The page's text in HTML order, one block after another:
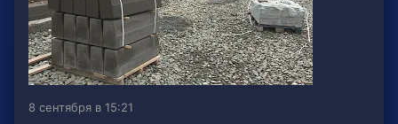
8 сентября в 15:21